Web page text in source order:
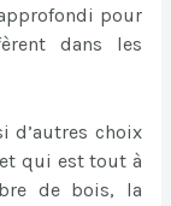
pour
dans les
d’autres choix
qui est tout à
de bois, la